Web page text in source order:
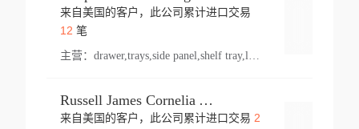
来自美国的客户，此公司累计进口交易
12 笔
主营：
Russell James Cornelia Arlington Va
来自美国的客户，此公司累计进口交易 2